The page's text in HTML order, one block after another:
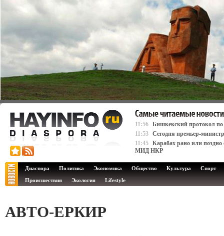
11:56 Бишкекский протокол по
11:53 Сегодня премьер-
11:45 Карабах рано или поздно
МИД НКР
Диаспора Политика Экономика Общество Культура
Спорт
Происшествия
Экология Lifestyle
АВТО-ЕРКИР